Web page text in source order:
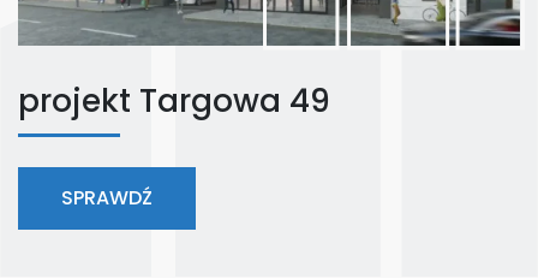
projekt Targowa 49
SPRAWDŹ